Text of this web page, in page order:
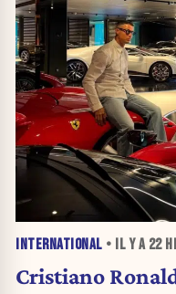
INTERNATIONAL • IL Y A 22
Cristiano